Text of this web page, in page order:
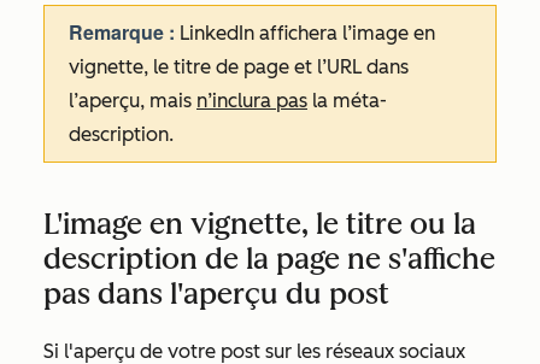
Remarque : LinkedIn affichera l’image en
vignette, le titre de page et l’URL dans
l’aperçu, mais n’inclura pas la méta-
description.
L'image en vignette, le titre ou la
description de la page ne s'affiche
pas dans l'aperçu du post
Si l'aperçu de votre post sur les réseaux sociaux